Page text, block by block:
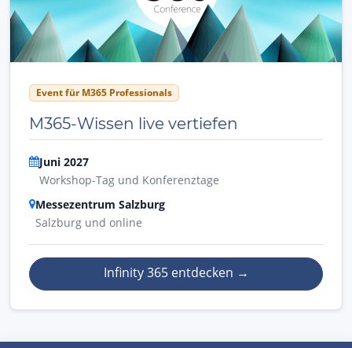
Event für M365 Professionals
M365-Wissen live vertiefen
Juni 2027
Workshop-Tag und Konferenztage
Messezentrum Salzburg
Salzburg und online
Infinity 365 entdecken →